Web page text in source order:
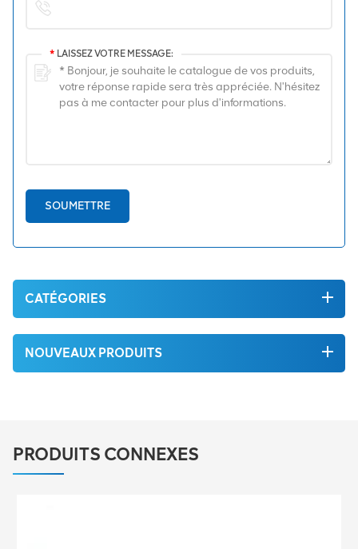
* LAISSEZ VOTRE MESSAGE:
SOUMETTRE
CATÉGORIES
NOUVEAUX PRODUITS
PRODUITS CONNEXES